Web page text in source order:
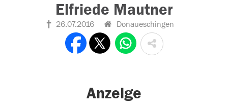
Elfriede Mautner
26.07.2016 Donaueschingen
Anzeige